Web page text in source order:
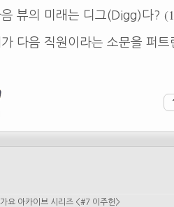
음 뷰의 미래는 디그(Digg)다?
가 다음 직원이라는 소문을 퍼
요 아카이브 시리즈 <#7 이주헌>